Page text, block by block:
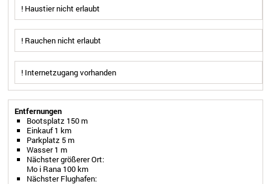
! Haustier nicht erlaubt
! Rauchen nicht erlaubt
! Internetzugang vorhanden
Entfernungen
Bootsplatz 150 m
Einkauf 1 km
Parkplatz 5 m
Wasser 1 m
Nächster größerer Ort:
Mo i Rana 100 km
Nächster Flughafen: